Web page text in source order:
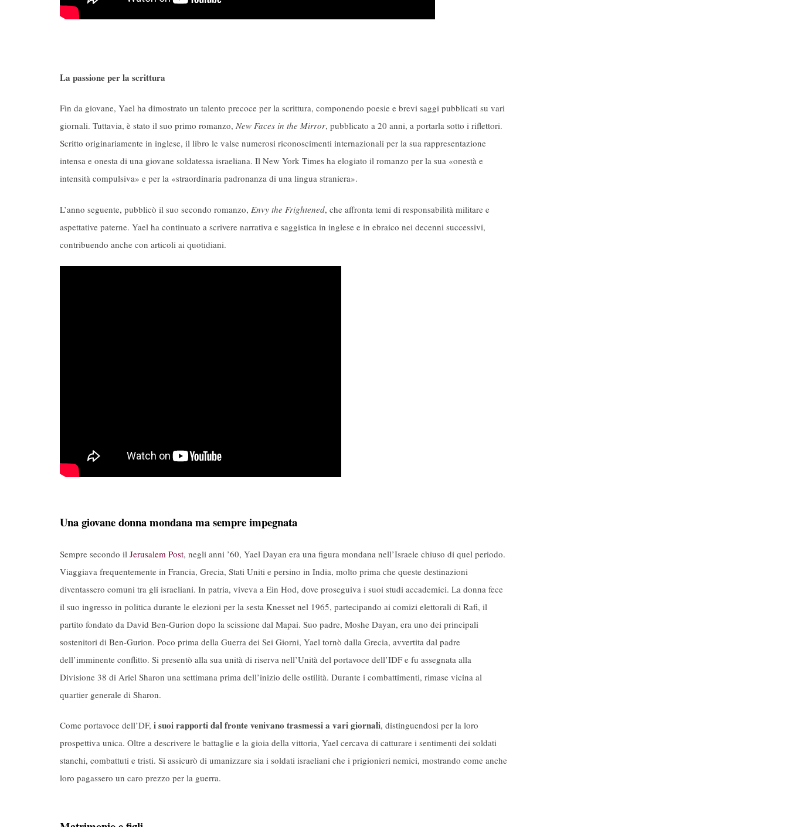
La passione per la scrittura
Fin da giovane, Yael ha dimostrato un talento precoce per la scrittura, componendo poesie e brevi saggi pubblicati su vari
giornali. Tuttavia, è stato il suo primo romanzo, New Faces in the Mirror, pubblicato a 20 anni, a portarla sotto i riflettori.
Scritto originariamente in inglese, il libro le valse numerosi riconoscimenti internazionali per la sua rappresentazione
intensa e onesta di una giovane soldatessa israeliana. Il New York Times ha elogiato il romanzo per la sua «onestà e
intensità compulsiva» e per la «straordinaria padronanza di una lingua straniera».
L’anno seguente, pubblicò il suo secondo romanzo, Envy the Frightened, che affronta temi di responsabilità militare e
aspettative paterne. Yael ha continuato a scrivere narrativa e saggistica in inglese e in ebraico nei decenni successivi,
contribuendo anche con articoli ai quotidiani.
Una giovane donna mondana ma sempre impegnata
Sempre secondo il Jerusalem Post, negli anni ’60, Yael Dayan era una figura mondana nell’Israele chiuso di quel periodo.
Viaggiava frequentemente in Francia, Grecia, Stati Uniti e persino in India, molto prima che queste destinazioni
diventassero comuni tra gli israeliani. In patria, viveva a Ein Hod, dove proseguiva i suoi studi accademici. La donna fece
il suo ingresso in politica durante le elezioni per la sesta Knesset nel 1965, partecipando ai comizi elettorali di Rafi, il
partito fondato da David Ben-Gurion dopo la scissione dal Mapai. Suo padre, Moshe Dayan, era uno dei principali
sostenitori di Ben-Gurion. Poco prima della Guerra dei Sei Giorni, Yael tornò dalla Grecia, avvertita dal padre
dell’imminente conflitto. Si presentò alla sua unità di riserva nell’Unità del portavoce dell’IDF e fu assegnata alla
Divisione 38 di Ariel Sharon una settimana prima dell’inizio delle ostilità. Durante i combattimenti, rimase vicina al
quartier generale di Sharon.
Come portavoce dell’DF, i suoi rapporti dal fronte venivano trasmessi a vari giornali, distinguendosi per la loro
prospettiva unica. Oltre a descrivere le battaglie e la gioia della vittoria, Yael cercava di catturare i sentimenti dei soldati
stanchi, combattuti e tristi. Si assicurò di umanizzare sia i soldati israeliani che i prigionieri nemici, mostrando come anche
loro pagassero un caro prezzo per la guerra.